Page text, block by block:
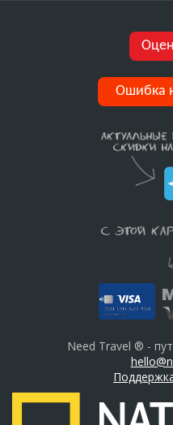
Ошибка
Need Travel ® -